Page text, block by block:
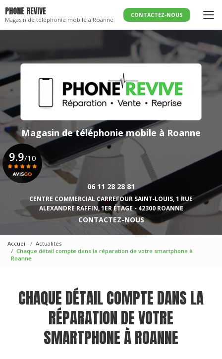
au
contenu
principal
PHONE REVIVE
Magasin de téléphonie mobile à Roanne
CONTACTEZ-NOUS
Magasin de téléphonie mobile à Roanne
06 11 28 28 81
CENTRE COMMERCIAL CARREFOUR SAINT‑LOUIS, 1 RUE
ALEXANDRE RAFFIN, 1ER ÉTAGE - 42300 ROANNE
CONTACTEZ-NOUS
9.9/10
Accueil
Actualités
Chaque détail compte dans la réparation de votre smartphone à
Roanne
CHAQUE DÉTAIL COMPTE DANS LA
RÉPARATION DE VOTRE
SMARTPHONE À ROANNE